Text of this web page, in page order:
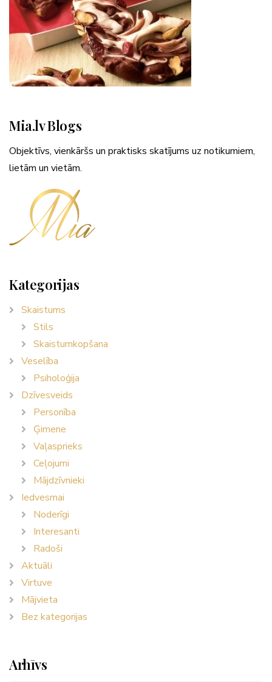
Mia.lv Blogs
Objektīvs, vienkāršs un praktisks skatījums uz notikumiem,
lietām un vietām.
Kategorijas
Skaistums
Stils
Skaistumkopšana
Veselība
Psiholoģija
Dzīvesveids
Personība
Ģimene
Vaļasprieks
Ceļojumi
Mājdzīvnieki
Iedvesmai
Noderīgi
Interesanti
Radoši
Aktuāli
Virtuve
Mājvieta
Bez kategorijas
Arhīvs